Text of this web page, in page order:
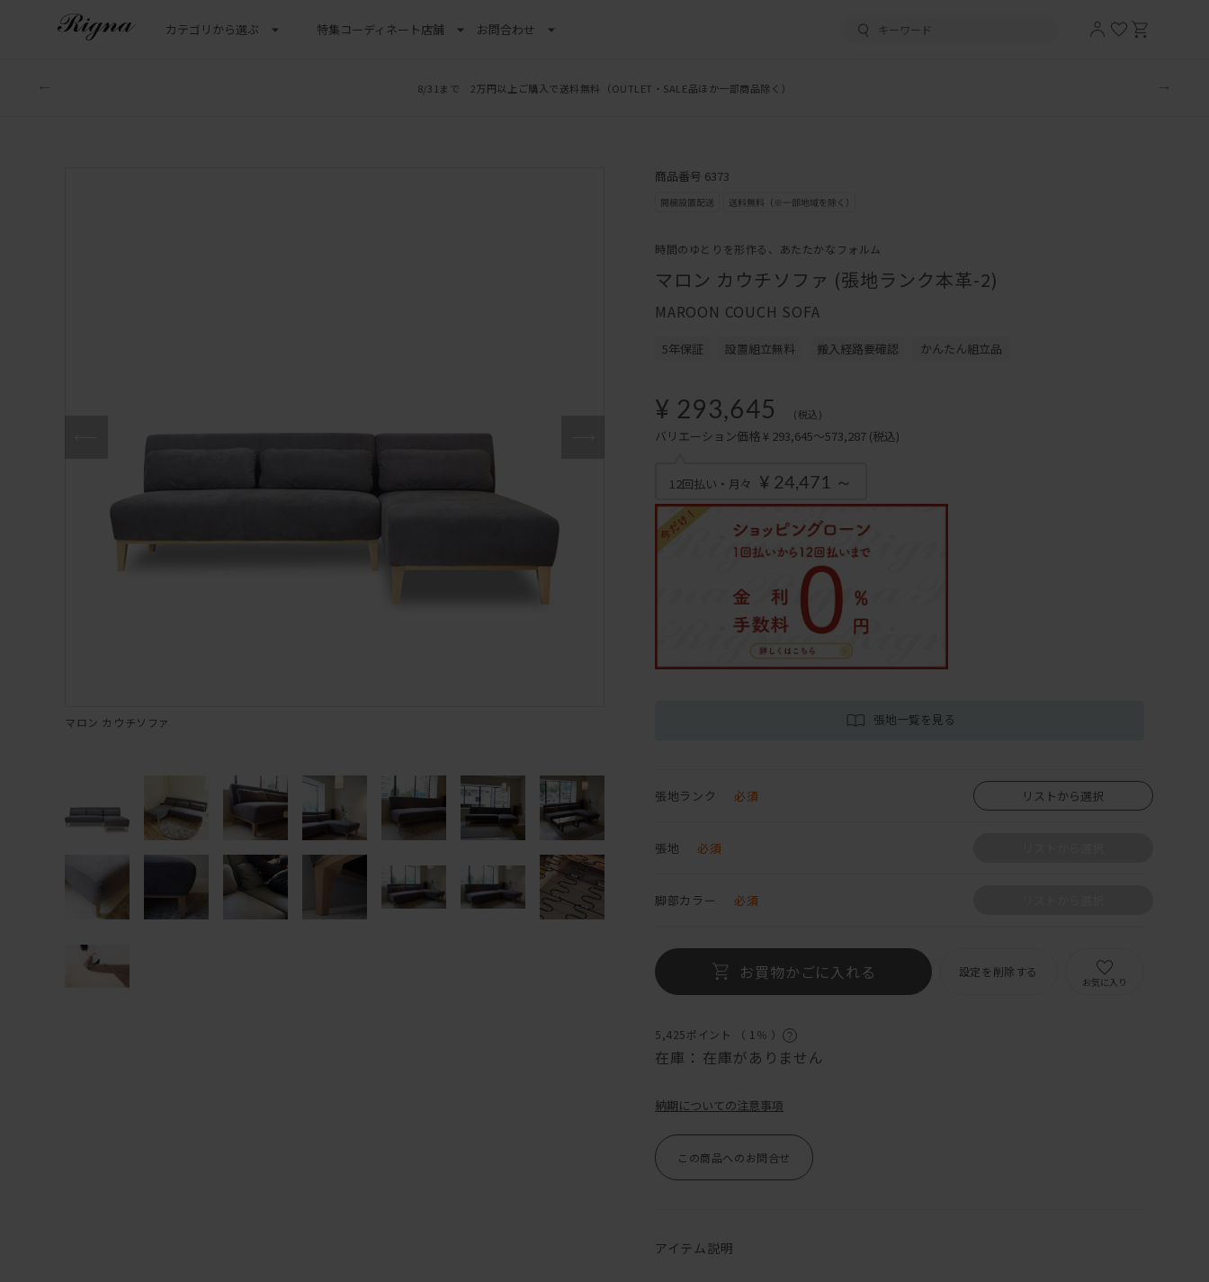
カテゴリから選ぶ 特集コーディネート店舗 お問合わせ
8/31まで 2万円以上ご購入で送料無料 （OUTLET・SALE品ほか一部商品除く）
マロン カウチソファ
商品番号 6373
時間のゆとりを形作る、あたたかなフォルム
マロン カウチソファ (張地ランク本革-2)
MAROON COUCH SOFA
5年保証 設置組立無料 搬入経路要確認 かんたん組立品
¥ 293,645 (税込)
バリエーション価格 ¥ 293,645～573,287 (税込)
12回払い・月々 ¥ 24,471 ～
張地一覧を見る
張地ランク 必須 リストから選択
張地 必須
脚部カラー 必須
お買物かごに入れる 設定を削除する
お気に入り
5,425ポイント （ 1％ ）
在庫： 在庫がありません
納期についての注意事項
この商品へのお問合せ
アイテム説明